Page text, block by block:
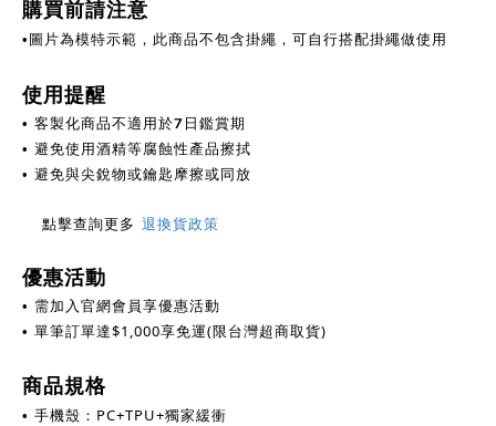
購買前請注意
•圖片為模特示範，此商品不包含掛繩，可自行搭配掛繩做使用
使用提醒
• 客製化商品不適用於7日鑑賞期
• 避免使用酒精等腐蝕性產品擦拭
• 避免與尖銳物或鑰匙摩擦或同放
點擊查詢更多 退換貨政策
優惠活動
• 需加入官網會員享優惠活動
• 單筆訂單達$1,000享免運(限台灣超商取貨)
商品規格
• 手機殼：PC+TPU+獨家緩衝